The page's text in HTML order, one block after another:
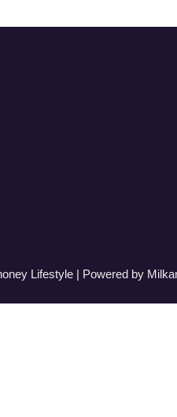
Lifestyle | Powered by